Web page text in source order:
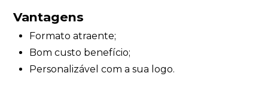
Vantagens
Formato atraente;
Bom custo benefício;
Personalizável com a sua logo.